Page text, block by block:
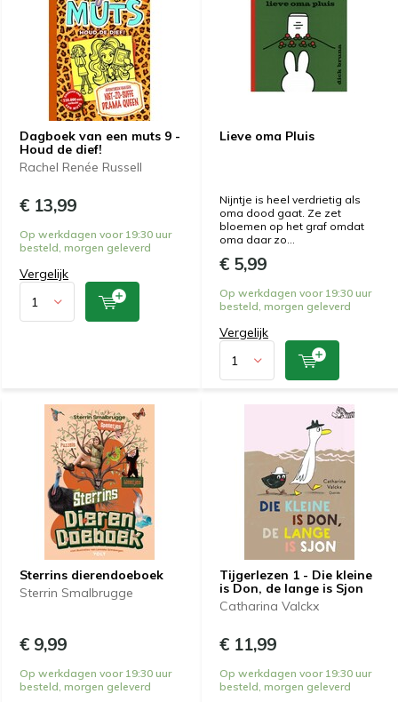
Dagboek van een muts 9 -
Houd de dief!
Rachel Renée Russell
€ 13,99
Op werkdagen voor 19:30 uur
besteld, morgen geleverd
Vergelijk
Lieve oma Pluis
Nijntje is heel verdrietig als
oma dood gaat. Ze zet
bloemen op het graf omdat
oma daar zo...
€ 5,99
Op werkdagen voor 19:30 uur
besteld, morgen geleverd
Vergelijk
Sterrins dierendoeboek
Sterrin Smalbrugge
€ 9,99
Op werkdagen voor 19:30 uur
besteld, morgen geleverd
Tijgerlezen 1 - Die kleine
is Don, de lange is Sjon
Catharina Valckx
€ 11,99
Op werkdagen voor 19:30 uur
besteld, morgen geleverd